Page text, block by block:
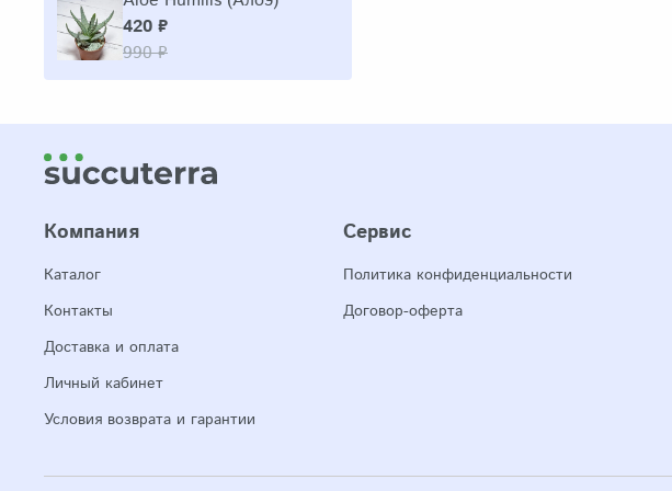
420 ₽
990 ₽
Компания
Каталог
Контакты
Доставка и оплата
Личный кабинет
Условия возврата и гарантии
Сервис
Политика конфиденциальности
Договор-оферта